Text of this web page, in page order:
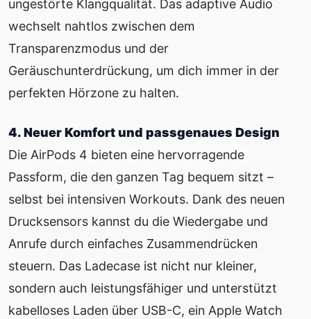
ungestörte Klangqualität. Das adaptive Audio
wechselt nahtlos zwischen dem
Transparenzmodus und der
Geräuschunterdrückung, um dich immer in der
perfekten Hörzone zu halten.
4. Neuer Komfort und passgenaues Design
Die AirPods 4 bieten eine hervorragende
Passform, die den ganzen Tag bequem sitzt –
selbst bei intensiven Workouts. Dank des neuen
Drucksensors kannst du die Wiedergabe und
Anrufe durch einfaches Zusammendrücken
steuern. Das Ladecase ist nicht nur kleiner,
sondern auch leistungsfähiger und unterstützt
kabelloses Laden über USB-C, ein Apple Watch